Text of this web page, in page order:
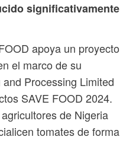
significativamente
apoya un proyecto
el marco de su
Processing Limited
SAVE FOOD 2024.
de Nigeria
tomates de forma